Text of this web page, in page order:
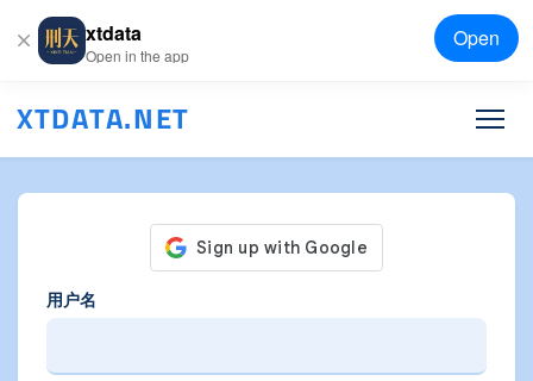
xtdata
Open in the app
Open
XTDATA.NET
用户名